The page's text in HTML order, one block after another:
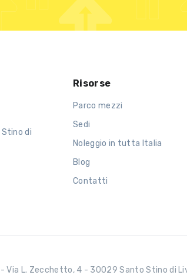
di
Risorse
Parco mezzi
Sedi
Noleggio in tutta Italia
Blog
Contatti
- Via L. Zecchetto, 4 - 30029 Santo Stino di